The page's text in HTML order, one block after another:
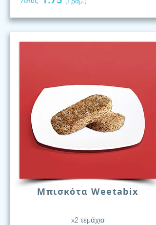
Μπισκότα Weetabix
x2 τεμάχια